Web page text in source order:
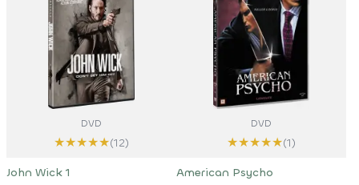
DVD
★★★★★(12)
John Wick 1
DVD
★★★★★(1)
American Psycho